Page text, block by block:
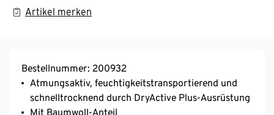
Artikel merken
Bestellnummer: 200932
Atmungsaktiv, feuchtigkeitstransportierend und
schnelltrocknend durch DryActive Plus-Ausrüstung
Mit Baumwoll-Anteil